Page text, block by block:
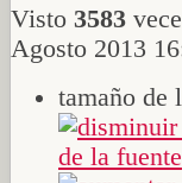
Visto 3583
Agosto 2013
tamaño de